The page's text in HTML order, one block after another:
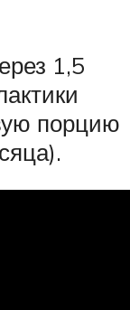
1,5
порцию